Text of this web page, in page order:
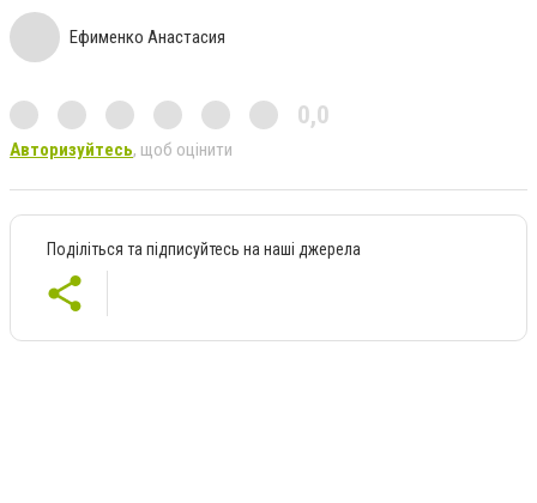
Ефименко Анастасия
0,0
Авторизуйтесь, щоб оцінити
Поділіться та підписуйтесь на наші джерела